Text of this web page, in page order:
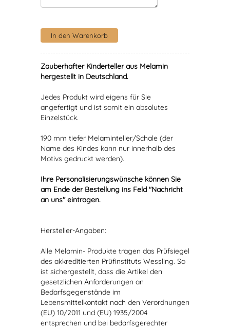
Zauberhafter Kinderteller aus Melamin
hergestellt in Deutschland.
Jedes Produkt wird eigens für Sie
angefertigt und ist somit ein absolutes
Einzelstück.
190 mm tiefer Melaminteller/Schale (der
Name des Kindes kann nur innerhalb des
Motivs gedruckt werden).
Ihre Personalisierungswünsche können Sie
am Ende der Bestellung ins Feld "Nachricht
an uns" eintragen.
Hersteller-Angaben:
Alle Melamin- Produkte tragen das Prüfsiegel
des akkreditierten Prüfinstituts Wessling. So
ist sichergestellt, dass die Artikel den
gesetzlichen Anforderungen an
Bedarfsgegenstände im
Lebensmittelkontakt nach den Verordnungen
(EU) 10/2011 und (EU) 1935/2004
entsprechen und bei bedarfsgerechter